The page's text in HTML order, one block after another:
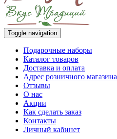
Toggle navigation
Подарочные наборы
Каталог товаров
Доставка и оплата
Адрес розничного магазина
Отзывы
О нас
Акции
Как сделать заказ
Контакты
Личный кабинет